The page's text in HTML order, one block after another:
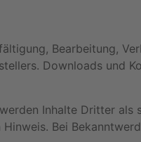
Bearbeitung,
Downloads und
Inhalte Dritter als
Bei